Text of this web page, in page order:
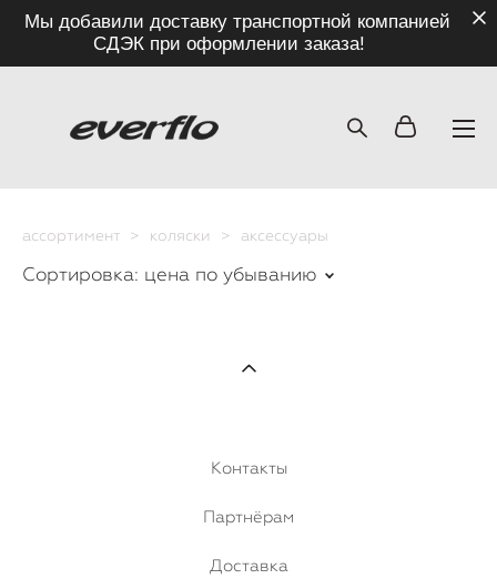
Мы добавили доставку транспортной компанией
СДЭК при оформлении заказа!
ассортимент > коляски > аксессуары
Сортировка: цена по убыванию
Контакты
Партнёрам
Доставка